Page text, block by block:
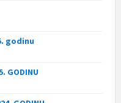
godinu
GODINU